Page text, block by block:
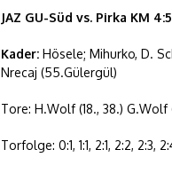
JAZ GU-Süd vs. Pirka KM
Kader: Hösele; Mihurko, D.
Nrecaj (55.Gülergül)
Tore: H.Wolf (18., 38.) G.Wolf
Torfolge: 0:1, 1:1, 2:1, 2:2, 2:3,